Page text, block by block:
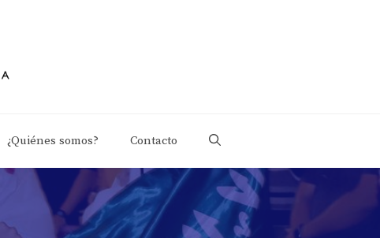
¿Quiénes somos? Contacto